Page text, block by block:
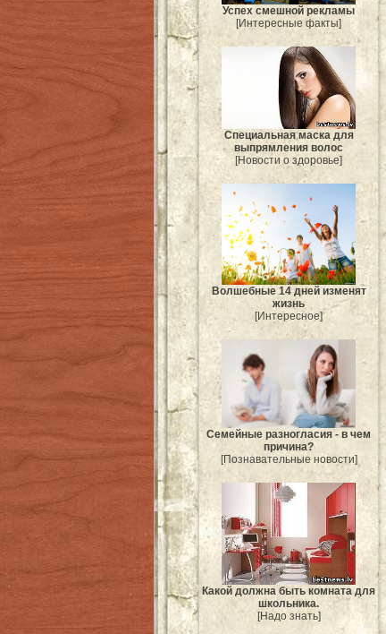
Успех смешной рекламы
[Интересные факты]
Специальная маска для
выпрямления волос
[Новости о здоровье]
Волшебные 14 дней изменят
жизнь
[Интересное]
Семейные разногласия - в чем
причина?
[Познавательные новости]
Какой должна быть комната для
школьника.
[Надо знать]